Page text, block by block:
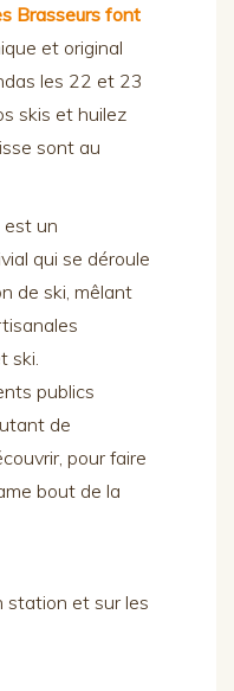
Brasseurs font
et original
les 22 et 23
skis et huilez
sont au
est un
qui se déroule
de ski, mêlant
ski.
publics
de
pour faire
bout de la
station et sur les